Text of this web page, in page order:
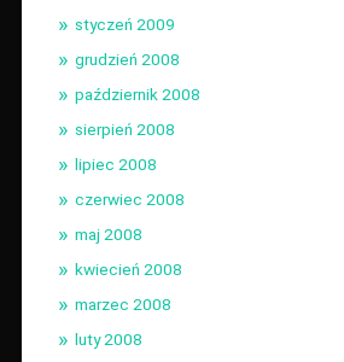
styczeń 2009
grudzień 2008
październik 2008
sierpień 2008
lipiec 2008
czerwiec 2008
maj 2008
kwiecień 2008
marzec 2008
luty 2008